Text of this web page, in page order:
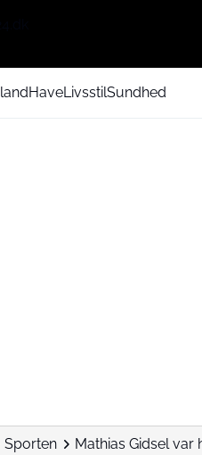
HaveLivsstilSundhed
Sporten Mathias Gidsel